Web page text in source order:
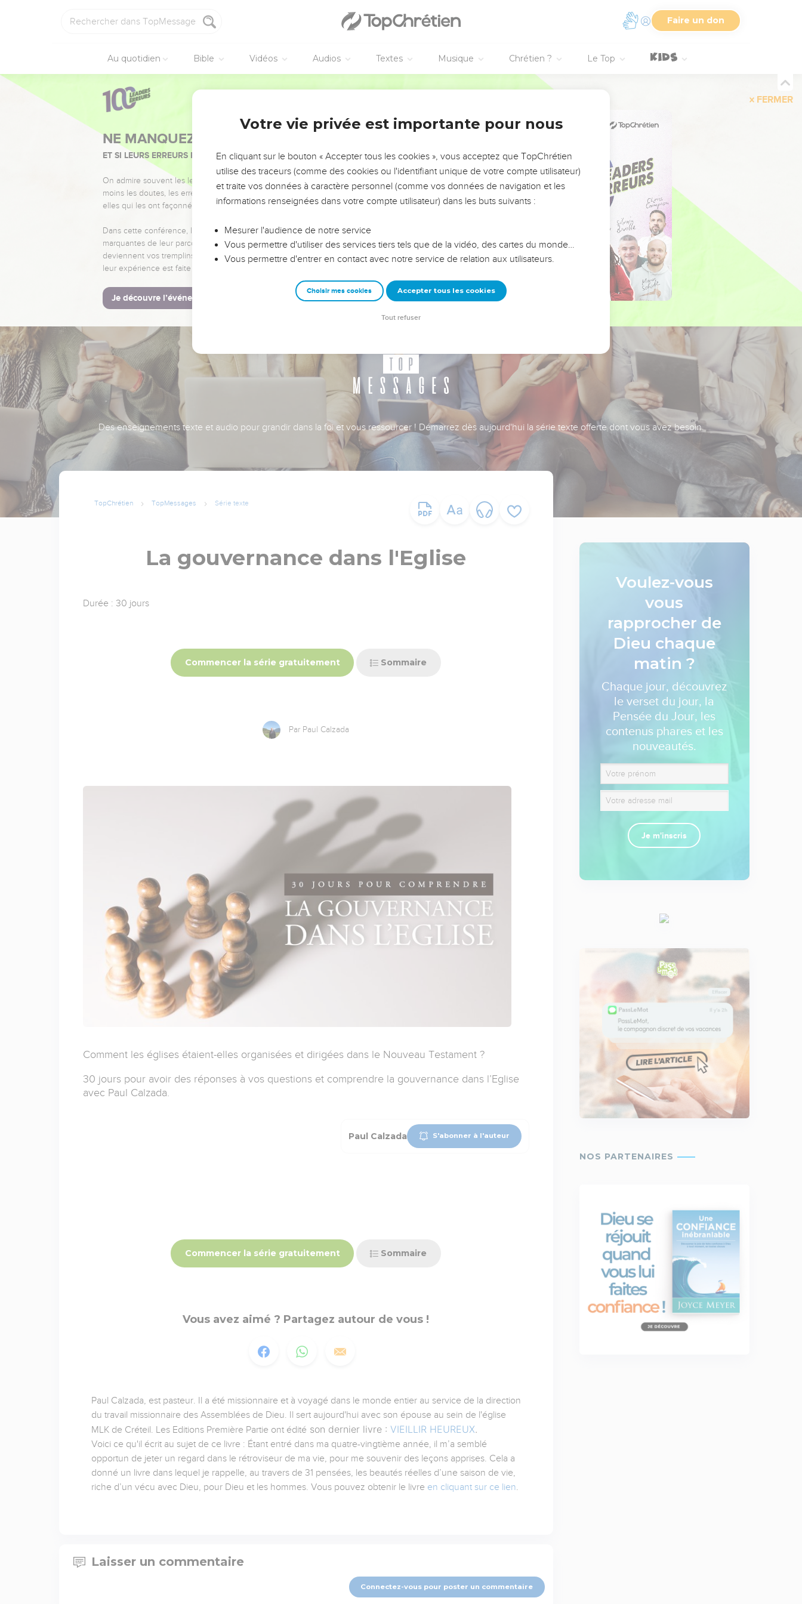
Faire un don
Au quotidien Bible Vidéos Audios Textes Musique Chrétien ? Le Top
FERMER
NE MANQUEZ PAS L’ÉVÉNEMENT DE L’ANNÉE !
ET SI LEURS ERREURS POUVAIENT VOUS ÉVITER LES VOTRES ?
On admire souvent les leaders pour leurs réussites, leur impact, leur foi ou leur vision. Mais on voit
moins les doutes, les erreurs et les saisons difficiles qu'ils ont traversés, alors même que ce sont
elles qui les ont façonnés.
Dans cette conférence, leaders, entrepreneurs, et responsables reviennent sur les erreurs
marquantes de leur parcours et les clés pour avancer avec plus de sagesse afin que leurs erreurs
deviennent vos tremplins. Que vous guidiez un ministère, une équipe, un groupe ou une famille,
leur expérience est faite pour vous.
Je découvre l’événement
Des enseignements texte et audio pour grandir dans la foi et vous ressourcer ! Démarrez dès aujourd'hui la série texte offerte dont vous avez besoin.
TopChrétien TopMessages Série texte
La gouvernance dans l'Eglise
Durée : 30 jours
Commencer la série gratuitement Sommaire
Par Paul Calzada
Comment les églises étaient-elles organisées et dirigées dans le Nouveau Testament ?
30 jours pour avoir des réponses à vos questions et comprendre la gouvernance dans l’Eglise
avec Paul Calzada.
Paul Calzada S'abonner à l'auteur
Commencer la série gratuitement Sommaire
Vous avez aimé ? Partagez autour de vous !
Paul Calzada, est pasteur. Il a été missionnaire et à voyagé dans le monde entier au service de la direction
du travail missionnaire des Assemblées de Dieu. Il sert aujourd'hui avec son épouse au sein de l'église
MLK de Créteil. Les Editions Première Partie ont édité son dernier livre : VIEILLIR HEUREUX.
Voici ce qu'il écrit au sujet de ce livre : Étant entré dans ma quatre-vingtième année, il m’a semblé
opportun de jeter un regard dans le rétroviseur de ma vie, pour me souvenir des leçons apprises. Cela a
donné un livre dans lequel je rappelle, au travers de 31 pensées, les beautés réelles d’une saison de vie,
riche d’un vécu avec Dieu, pour Dieu et les hommes. Vous pouvez obtenir le livre en cliquant sur ce lien.
Laisser un commentaire
Connectez-vous pour poster un commentaire
Voulez-vous
vous
rapprocher de
Dieu chaque
matin ?
Chaque jour, découvrez
le verset du jour, la
Pensée du Jour, les
contenus phares et les
nouveautés.
Je m'inscris
Votre vie privée est importante pour nous
En cliquant sur le bouton « Accepter tous les cookies », vous acceptez que TopChrétien
utilise des traceurs (comme des cookies ou l'identifiant unique de votre compte utilisateur)
et traite vos données à caractère personnel (comme vos données de navigation et les
informations renseignées dans votre compte utilisateur) dans les buts suivants :
Mesurer l'audience de notre service
Vous permettre d'utiliser des services tiers tels que de la vidéo, des cartes du monde…
Vous permettre d'entrer en contact avec notre service de relation aux utilisateurs.
Choisir mes cookies Accepter tous les cookies
Tout refuser